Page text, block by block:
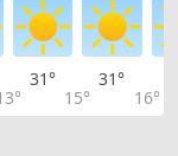
31°
15°
31°
16°